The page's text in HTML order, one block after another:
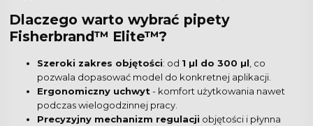
Dlaczego warto wybrać pipety
Fisherbrand™ Elite™?
Szeroki zakres objętości: od 1 µl do 300 µl , co
pozwala dopasować model do konkretnej aplikacji.
Ergonomiczny uchwyt - komfort użytkowania nawet
podczas wielogodzinnej pracy.
Precyzyjny mechanizm regulacji objętości i płynna